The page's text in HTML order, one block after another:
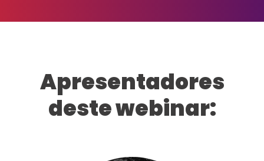
Apresentadores
deste webinar: